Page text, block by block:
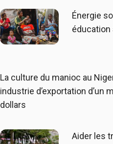
Énergie
éducation
La culture du manioc au
industrie d’exportation d’un
dollars
Aider les